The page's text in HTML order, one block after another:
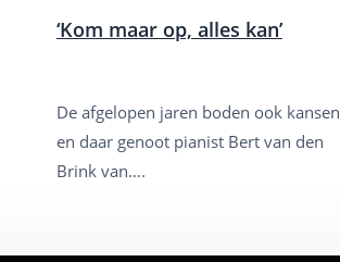
‘Kom maar op, alles kan’
De afgelopen jaren boden ook kansen
en daar genoot pianist Bert van den
Brink van….